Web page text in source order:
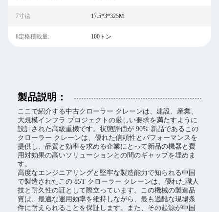
7寸法: 17.5*3*325M
8定格積載量: 100トン
製品説明：
ここで紹介する中古クローラー クレーンは、建設、産業、
大規模インフラ プロジェクトの厳しい要求を満たすように
設計された高級重機です。状態評価が 90% 新品であるこの
クローラー クレーンは、優れた信頼性とパフォーマンスを
提供し、品質と効率を求める企業にとって新品の機器と費
用対効果の高いソリューションとの間のギャップを埋めま
す。
高度なエンジニアリングと堅牢な製造能力で知られる中国
で製造されたこの 85T クローラー クレーンは、優れた職人
技と耐久性の証として際立っています。この機械の製造品
質は、最適な運用効率を維持しながら、最も過酷な現場条
件に耐えられることを保証します。また、その起源が中国